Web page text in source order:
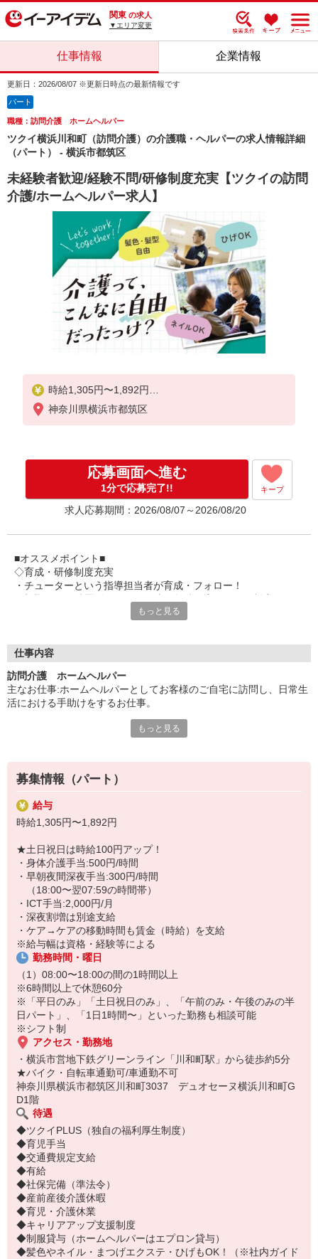
関東 の求人
▼エリア変更
仕事情報 企業情報
更新日：2026/08/07 ※更新日時点の最新情報です
パート
職種：訪問介護 ホームヘルパー
ツクイ横浜川和町（訪問介護）の介護職・ヘルパーの求人情報詳細
（パート） - 横浜市都筑区
未経験者歓迎/経験不問/研修制度充実【ツクイの訪問
介護/ホームヘルパー求人】
時給1,305円〜1,892円
★土日祝日は時給100円アップ！
（18:00〜翌07:59の時間帯）
・ICT手当:2,000円/月
・深夜割増は別途支給
・ケア→ケアの移動時間も賃金（時給）を支給
※給与幅は資格・経験等による
神奈川県横浜市都筑区
応募画面へ進む
1分で応募完了!! キープ
求人応募期間：2026/08/07～2026/08/20
■オススメポイント■
◇育成・研修制度充実
・チューターという指導担当者が育成・フォロー！
・キャリアアップ支援制度を活用して働きながら資格取得が可能
・ツクイ独自の福祉厚生制度でプライベートも充実
・子育て支援の福利厚生制度あり！子育てと仕事の両立を応援◎
・スタッフ何でも相談窓口やライフキャリア相談など、各相談窓
口あり
◇頑張った分、スタッフに還元！
・パートは特別手当の支給あり
もっと見る
仕事内容
訪問介護 ホームヘルパー
主なお仕事:ホームヘルパーとしてお客様のご自宅に訪問し、日常生
活における手助けをするお仕事。
※慣れるまで同行研修あり
※外出時の移動手段:私用自転車・私用電動アシスト自転車
★＼サービス・職種の魅力／
自分のライフスタイルに合わせて、都合の良い時間に働くことがで
し、年齢を気にせず、体が動く限り続けられることも、働きやすさ
のメリットです。不安がなくなるまで同行研修があり、必要時や困
ったときは、相談やアドバイスを受けることが可能です。
もっと見る
募集情報（パート）
給与
時給1,305円〜1,892円
★土日祝日は時給100円アップ！
・身体介護手当:500円/時間
・早朝夜間深夜手当:300円/時間
（18:00〜翌07:59の時間帯）
・ICT手当:2,000円/月
・深夜割増は別途支給
・ケア→ケアの移動時間も賃金（時給）を支給
※給与幅は資格・経験等による
勤務時間・曜日
（1）08:00〜18:00の間の1時間以上
※6時間以上で休憩60分
※「平日のみ」「土日祝日のみ」、「午前のみ・午後のみの半
日パート」、「1日1時間〜」といった勤務も相談可能
※シフト制
アクセス・勤務地
・横浜市営地下鉄グリーンライン「川和町駅」から徒歩約5分
★バイク・自転車通勤可/車通勤不可
神奈川県横浜市都筑区川和町3037 デュオセーヌ横浜川和町G
D1階
待遇
◆ツクイPLUS（独自の福利厚生制度）
◆育児手当
◆交通費規定支給
◆有給
◆社保完備（準法令）
◆産前産後介護休暇
◆育児・介護休業
◆キャリアアップ支援制度
◆制服貸与（ホームヘルパーはエプロン貸与）
◆髪色やネイル・まつげエクステ・ひげもOK！（※社内ガイド